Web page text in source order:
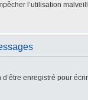
l’utilisation
enregistré pour